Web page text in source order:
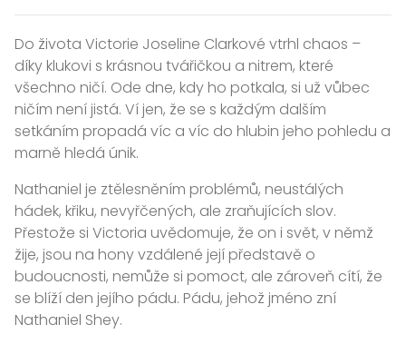
Do života Victorie Joseline Clarkové vtrhl chaos –
díky klukovi s krásnou tvářičkou a nitrem, které
všechno ničí. Ode dne, kdy ho potkala, si už vůbec
ničím není jistá. Ví jen, že se s každým dalším
setkáním propadá víc a víc do hlubin jeho pohledu a
marně hledá únik.
Nathaniel je ztělesněním problémů, neustálých
hádek, křiku, nevyřčených, ale zraňujících slov.
Přestože si Victoria uvědomuje, že on i svět, v němž
žije, jsou na hony vzdálené její představě o
budoucnosti, nemůže si pomoct, ale zároveň cítí, že
se blíží den jejího pádu. Pádu, jehož jméno zní
Nathaniel Shey.